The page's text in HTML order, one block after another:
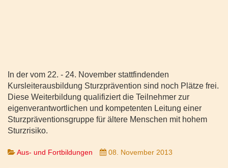
In der vom 22. - 24. November stattfindenden
Kursleiterausbildung Sturzprävention sind noch Plätze frei.
Diese Weiterbildung qualifiziert die Teilnehmer zur
eigenverantwortlichen und kompetenten Leitung einer
Sturzpräventionsgruppe für ältere Menschen mit hohem
Sturzrisiko.
Aus- und Fortbildungen 08. November 2013